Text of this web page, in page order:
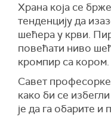
Храна која се
тенденцију да
шећера у крви.
повећати ниво
кромпир са кором.
Савет
како би се
је да га обарите и